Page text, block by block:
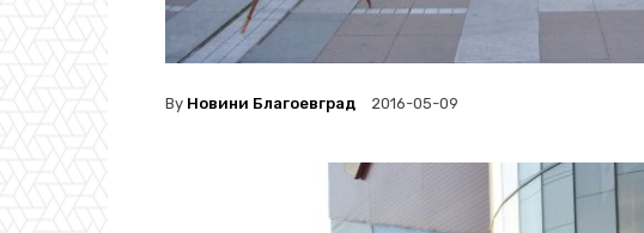
By Новини Благоевград 2016-05-09